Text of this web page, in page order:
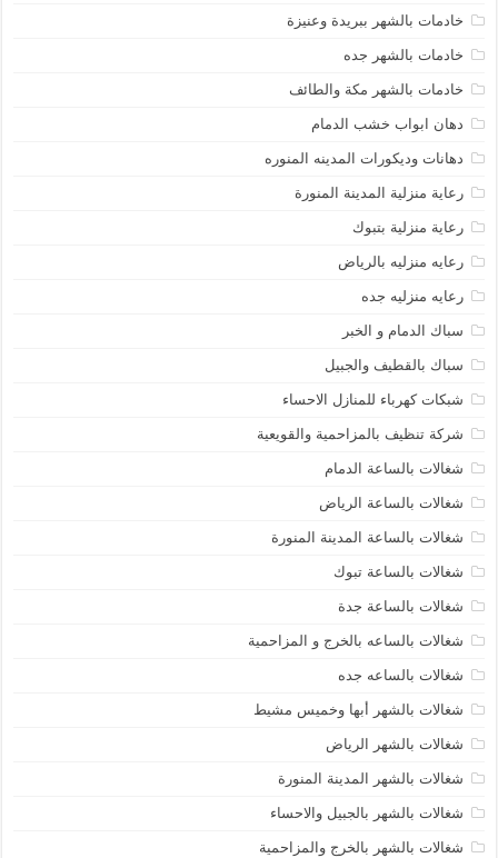
خادمات بالشهر ببريدة وعنيزة
خادمات بالشهر جده
خادمات بالشهر مكة والطائف
دهان ابواب خشب الدمام
دهانات وديكورات المدينه المنوره
رعاية منزلية المدينة المنورة
رعاية منزلية بتبوك
رعايه منزليه بالرياض
رعايه منزليه جده
سباك الدمام و الخبر
سباك بالقطيف والجبيل
شبكات كهرباء للمنازل الاحساء
شركة تنظيف بالمزاحمية والقويعية
شغالات بالساعة الدمام
شغالات بالساعة الرياض
شغالات بالساعة المدينة المنورة
شغالات بالساعة تبوك
شغالات بالساعة جدة
شغالات بالساعه بالخرج و المزاحمية
شغالات بالساعه جده
شغالات بالشهر أبها وخميس مشيط
شغالات بالشهر الرياض
شغالات بالشهر المدينة المنورة
شغالات بالشهر بالجبيل والاحساء
شغالات بالشهر بالخرج والمزاحمية